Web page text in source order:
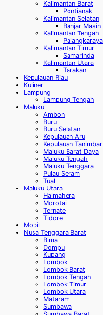
Kalimantan Barat
Pontianak
Kalimantan Selatan
Banjar Masin
Kalimantan Tengah
Palangkaraya
Kalimantan Timur
Samarinda
Kalimantan Utara
Tarakan
Kepulauan Riau
Kuliner
Lampung
Lampung Tengah
Maluku
Ambon
Buru
Buru Selatan
Kepulauan Aru
Kepulauan Tanimbar
Maluku Barat Daya
Maluku Tengah
Maluku Tenggara
Pulau Seram
Tual
Maluku Utara
Halmahera
Morotai
Ternate
Tidore
Mobil
Nusa Tenggara Barat
Bima
Dompu
Kupang
Lombok
Lombok Barat
Lombok Tengah
Lombok Timur
Lombok Utara
Mataram
Sumbawa